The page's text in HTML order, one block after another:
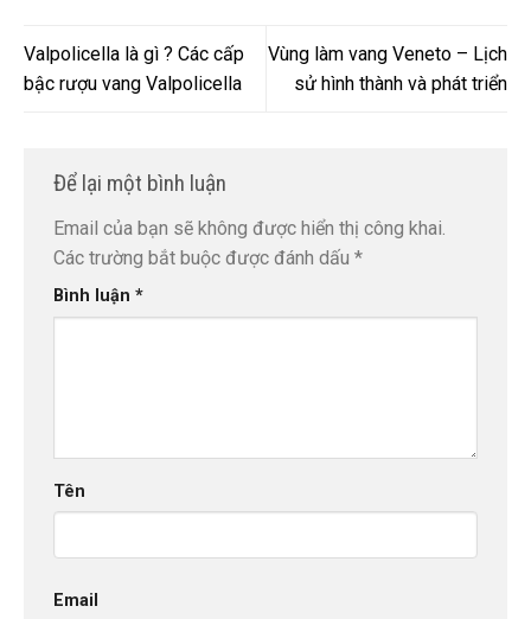
Valpolicella là gì ? Các cấp
bậc rượu vang Valpolicella
Vùng làm vang Veneto – Lịch
sử hình thành và phát triển
Để lại một bình luận
Email của bạn sẽ không được hiển thị công khai.
Các trường bắt buộc được đánh dấu *
Bình luận *
Tên
Email